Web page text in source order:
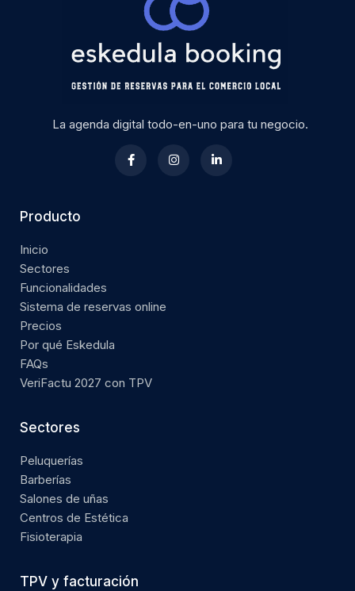
La agenda digital todo-en-uno para tu negocio.
Producto
Inicio
Sectores
Funcionalidades
Sistema de reservas online
Precios
Por qué Eskedula
FAQs
VeriFactu 2027 con TPV
Sectores
Peluquerías
Barberías
Salones de uñas
Centros de Estética
Fisioterapia
TPV y facturación